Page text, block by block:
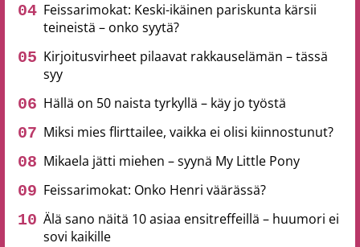
Feissarimokat: Keski-ikäinen pariskunta kärsii
teineistä – onko syytä?
Kirjoitusvirheet pilaavat rakkauselämän – tässä
syy
Hällä on 50 naista tyrkyllä – käy jo työstä
Miksi mies flirttailee, vaikka ei olisi kiinnostunut?
Mikaela jätti miehen – syynä My Little Pony
Feissarimokat: Onko Henri väärässä?
Älä sano näitä 10 asiaa ensitreffeillä – huumori ei
sovi kaikille